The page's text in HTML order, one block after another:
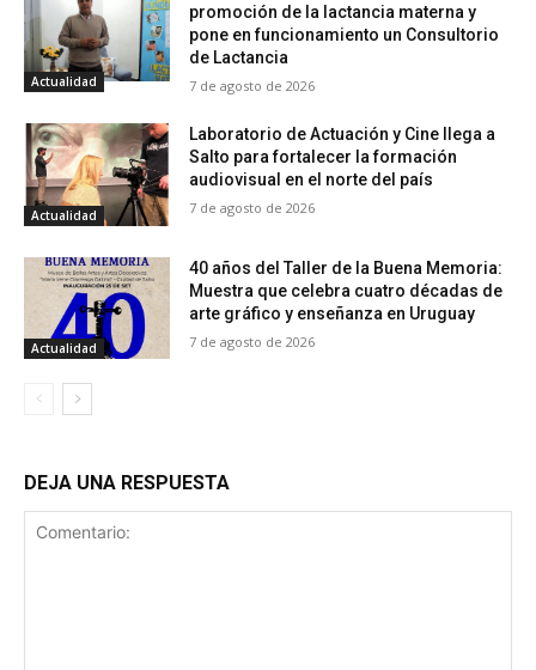
Actualidad
promoción de la lactancia materna y
pone en funcionamiento un Consultorio
de Lactancia
7 de agosto de 2026
Actualidad
Laboratorio de Actuación y Cine llega a
Salto para fortalecer la formación
audiovisual en el norte del país
7 de agosto de 2026
Actualidad
40 años del Taller de la Buena Memoria:
Muestra que celebra cuatro décadas de
arte gráfico y enseñanza en Uruguay
7 de agosto de 2026
DEJA UNA RESPUESTA